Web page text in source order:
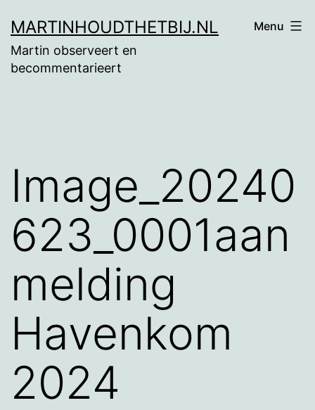
naar
de
MARTINHOUDTHETBIJ.NL
Martin observeert en
becommentarieert
Menu
Image_20240
623_0001aan
melding
Havenkom
2024